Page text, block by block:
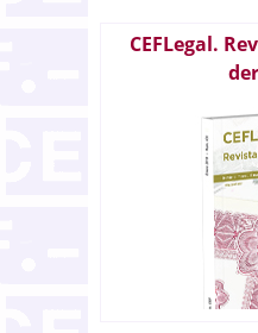
CEFLegal.